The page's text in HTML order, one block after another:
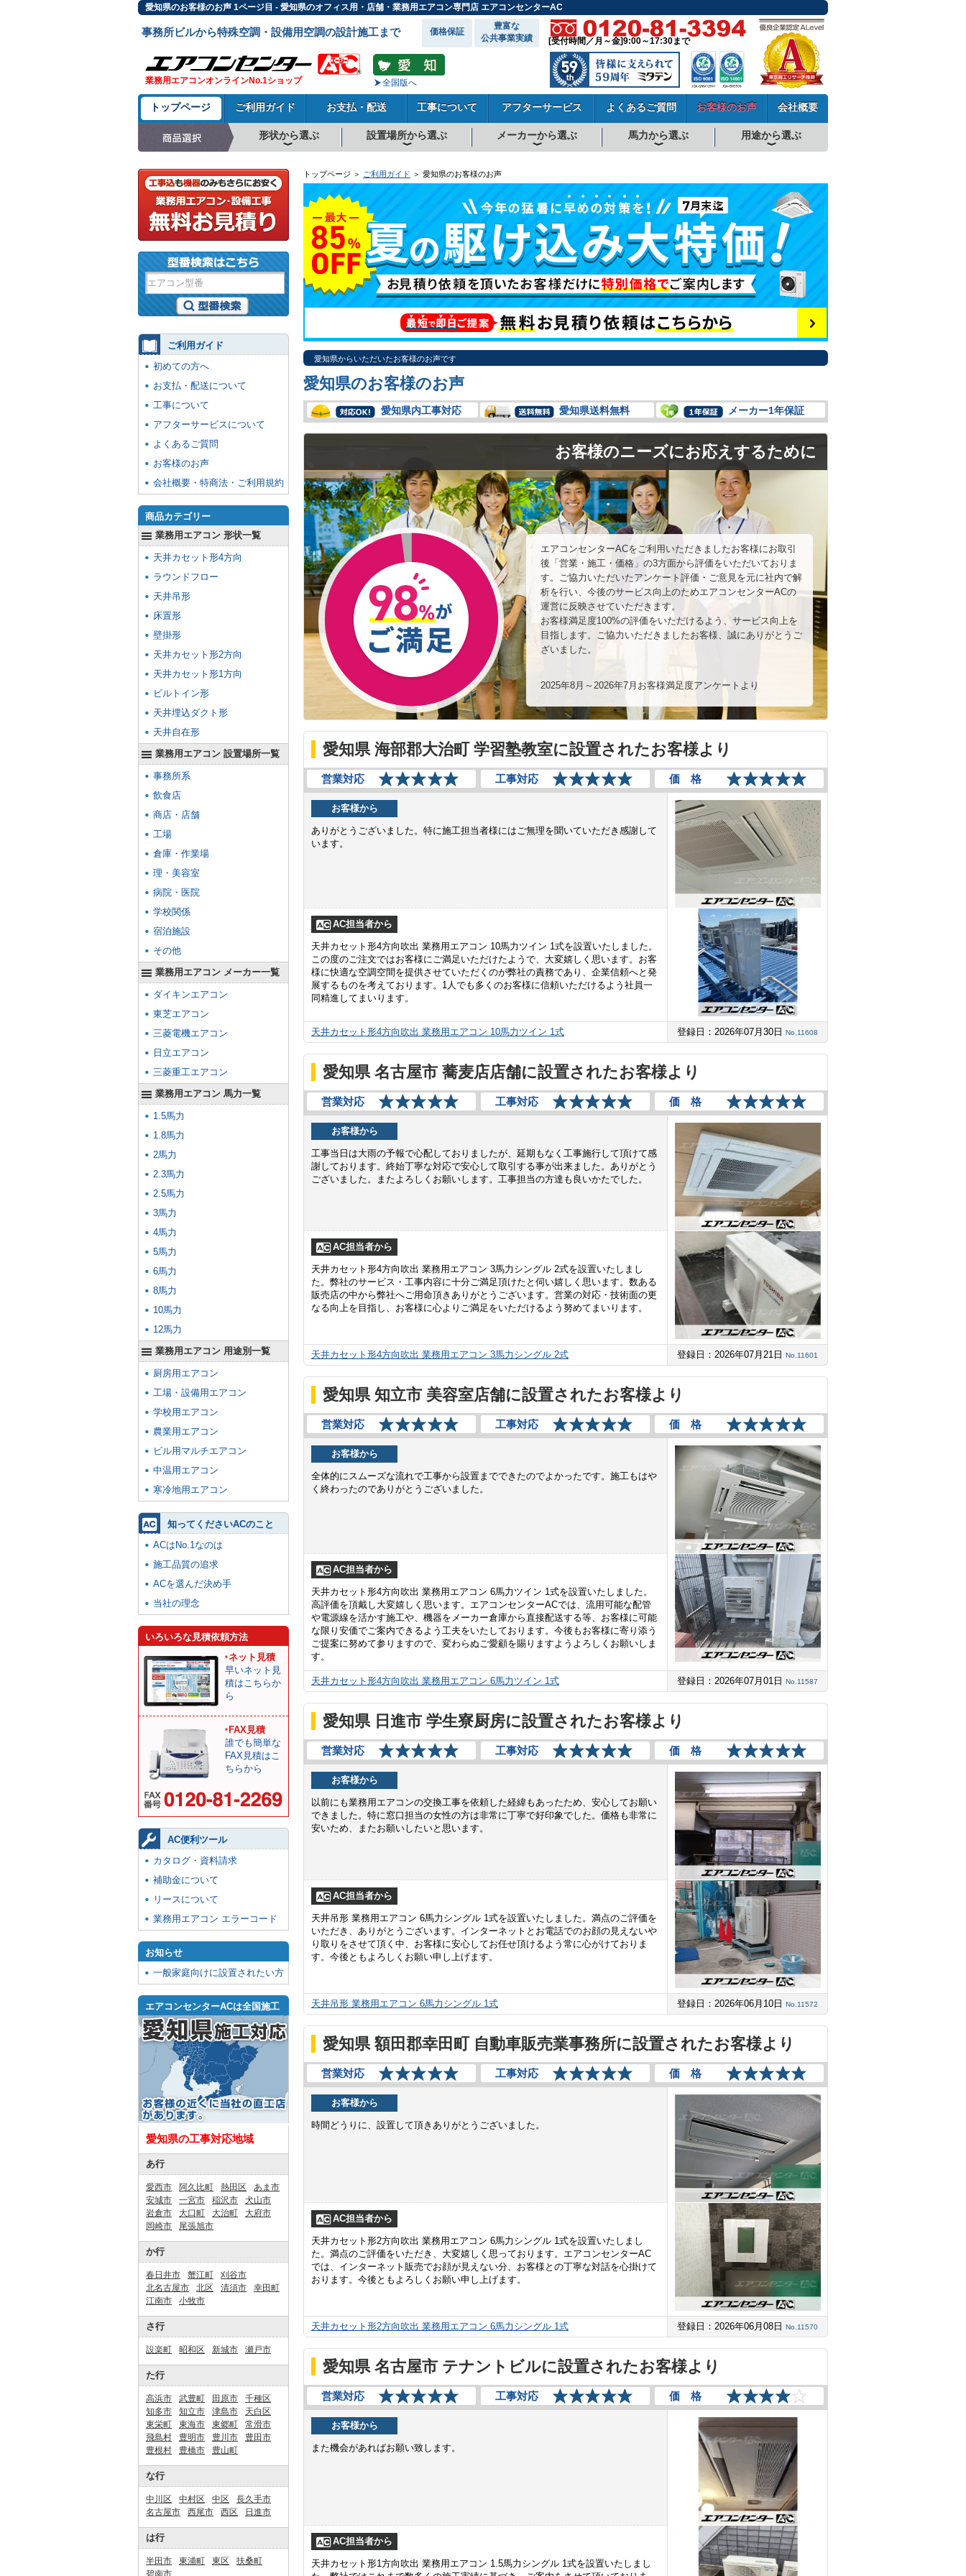
愛知県のお客様のお声 1ページ目 - 愛知県のオフィス用・店舗・業務用エアコン専門店 エアコンセンターAC
事務所ビルから特殊空調・設備用空調の設計施工まで 価格保証
豊富な
公共事業実績
業務用エアコンオンラインNo.1ショップ 全国版へ
[受付時間／月～金]9:00～17:30まで
トップページ ご利用ガイド お支払・配送 工事について アフターサービス よくあるご質問 お客様のお声 会社概要
形状から選ぶ 設置場所から選ぶ メーカーから選ぶ 馬力から選ぶ 用途から選ぶ
トップページ ＞ ご利用ガイド ＞ 愛知県のお客様のお声
愛知県からいただいたお客様のお声です
愛知県のお客様のお声
愛知県内工事対応 愛知県送料無料 メーカー1年保証
お客様のニーズにお応えするために
エアコンセンターACをご利用いただきましたお客様にお取引
後「営業・施工・価格」の3方面から評価をいただいておりま
す。ご協力いただいたアンケート評価・ご意見を元に社内で解
析を行い、今後のサービス向上のためエアコンセンターACの
運営に反映させていただきます。
お客様満足度100%の評価をいただけるよう、サービス向上を
目指します。ご協力いただきましたお客様、誠にありがとうご
ざいました。
2025年8月～2026年7月お客様満足度アンケートより
愛知県 海部郡大治町 学習塾教室に設置されたお客様より
営業対応 工事対応 価 格
お客様から
ありがとうございました。特に施工担当者様にはご無理を聞いていただき感謝して
います。
AC担当者から
天井カセット形4方向吹出 業務用エアコン 10馬力ツイン 1式を設置いたしました。
この度のご注文ではお客様にご満足いただけたようで、大変嬉しく思います。お客
様に快適な空調空間を提供させていただくのが弊社の責務であり、企業信頼へと発
展するものを考えております。1人でも多くのお客様に信頼いただけるよう社員一
同精進してまいります。
天井カセット形4方向吹出 業務用エアコン 10馬力ツイン 1式 登録日：2026年07月30日 No.11608
愛知県 名古屋市 蕎麦店店舗に設置されたお客様より
営業対応 工事対応 価 格
お客様から
工事当日は大雨の予報で心配しておりましたが、延期もなく工事施行して頂けて感
謝しております。終始丁寧な対応で安心して取引する事が出来ました。ありがとう
ございました。またよろしくお願いします。工事担当の方達も良いかたでした。
AC担当者から
天井カセット形4方向吹出 業務用エアコン 3馬力シングル 2式を設置いたしまし
た。弊社のサービス・工事内容に十分ご満足頂けたと伺い嬉しく思います。数ある
販売店の中から弊社へご用命頂きありがとうございます。営業の対応・技術面の更
なる向上を目指し、お客様に心よりご満足をいただけるよう努めてまいります。
天井カセット形4方向吹出 業務用エアコン 3馬力シングル 2式 登録日：2026年07月21日 No.11601
愛知県 知立市 美容室店舗に設置されたお客様より
営業対応 工事対応 価 格
お客様から
全体的にスムーズな流れで工事から設置までできたのでよかったです。施工もはや
く終わったのでありがとうございました。
AC担当者から
天井カセット形4方向吹出 業務用エアコン 6馬力ツイン 1式を設置いたしました。
高評価を頂戴し大変嬉しく思います。エアコンセンターACでは、流用可能な配管
や電源線を活かす施工や、機器をメーカー倉庫から直接配送する等、お客様に可能
な限り安価でご案内できるよう工夫をいたしております。今後もお客様に寄り添う
ご提案に努めて参りますので、変わらぬご愛顧を賜りますようよろしくお願いしま
す。
天井カセット形4方向吹出 業務用エアコン 6馬力ツイン 1式 登録日：2026年07月01日 No.11587
愛知県 日進市 学生寮厨房に設置されたお客様より
営業対応 工事対応 価 格
お客様から
以前にも業務用エアコンの交換工事を依頼した経緯もあったため、安心してお願い
できました。特に窓口担当の女性の方は非常に丁寧で好印象でした。価格も非常に
安いため、またお願いしたいと思います。
AC担当者から
天井吊形 業務用エアコン 6馬力シングル 1式を設置いたしました。満点のご評価を
いただき、ありがとうございます。インターネットとお電話でのお顔の見えないや
り取りをさせて頂く中、お客様に安心してお任せ頂けるよう常に心がけておりま
す。今後ともよろしくお願い申し上げます。
天井吊形 業務用エアコン 6馬力シングル 1式 登録日：2026年06月10日 No.11572
愛知県 額田郡幸田町 自動車販売業事務所に設置されたお客様より
営業対応 工事対応 価 格
お客様から
時間どうりに、設置して頂きありがとうございました。
AC担当者から
天井カセット形2方向吹出 業務用エアコン 6馬力シングル 1式を設置いたしまし
た。満点のご評価をいただき、大変嬉しく思っております。エアコンセンターAC
では、インターネット販売でお顔が見えない分、お客様との丁寧な対話を心掛けて
おります。今後ともよろしくお願い申し上げます。
天井カセット形2方向吹出 業務用エアコン 6馬力シングル 1式 登録日：2026年06月08日 No.11570
愛知県 名古屋市 テナントビルに設置されたお客様より
営業対応 工事対応 価 格
お客様から
また機会があればお願い致します。
AC担当者から
天井カセット形1方向吹出 業務用エアコン 1.5馬力シングル 1式を設置いたしまし
ご利用ガイド
初めての方へ
お支払・配送について
工事について
アフターサービスについて
よくあるご質問
お客様のお声
会社概要・特商法・ご利用規約
商品カテゴリー
業務用エアコン 形状一覧
天井カセット形4方向
ラウンドフロー
天井吊形
床置形
壁掛形
天井カセット形2方向
天井カセット形1方向
ビルトイン形
天井埋込ダクト形
天井自在形
業務用エアコン 設置場所一覧
事務所系
飲食店
商店・店舗
工場
倉庫・作業場
理・美容室
病院・医院
学校関係
宿泊施設
その他
業務用エアコン メーカー一覧
ダイキンエアコン
東芝エアコン
三菱電機エアコン
日立エアコン
三菱重工エアコン
業務用エアコン 馬力一覧
1.5馬力
1.8馬力
2馬力
2.3馬力
2.5馬力
3馬力
4馬力
5馬力
6馬力
8馬力
10馬力
12馬力
業務用エアコン 用途別一覧
厨房用エアコン
工場・設備用エアコン
学校用エアコン
農業用エアコン
ビル用マルチエアコン
中温用エアコン
寒冷地用エアコン
知ってくださいACのこと
ACはNo.1なのは
施工品質の追求
ACを選んだ決め手
当社の理念
いろいろな見積依頼方法
ネット見積
早いネット見
積はこちらか
ら
FAX見積
誰でも簡単な
FAX見積はこ
ちらから
AC便利ツール
カタログ・資料請求
補助金について
リースについて
業務用エアコン エラーコード
お知らせ
一般家庭向けに設置されたい方
エアコンセンターACは全国施工
愛知県の工事対応地域
あ行
愛西市 阿久比町 熱田区
あま市
安城市
一宮市 稲沢市
犬山市
岩倉市
大口町 大治町
大府市
岡崎市
尾張旭市
か行
春日井市 蟹江町
刈谷市
北名古屋市
北区 清須市
幸田町
江南市
小牧市
さ行
設楽町 昭和区 新城市 瀬戸市
た行
高浜市 武豊町 田原市
千種区
知多市
知立市 津島市
天白区
東栄町
東海市 東郷町
常滑市
飛島村
豊明市 豊川市
豊田市
豊根村
豊橋市 豊山町
な行
中川区 中村区 中区
長久手市
名古屋市
西尾市 西区 日進市
は行
半田市 東浦町 東区
扶桑町
碧南市